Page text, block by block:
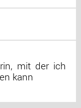
mit der ich
kann